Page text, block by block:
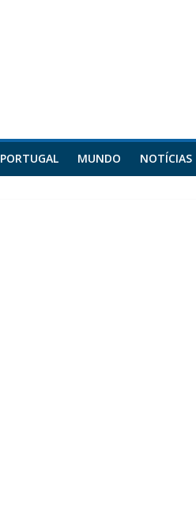
PORTUGAL MUNDO NOTÍCIAS